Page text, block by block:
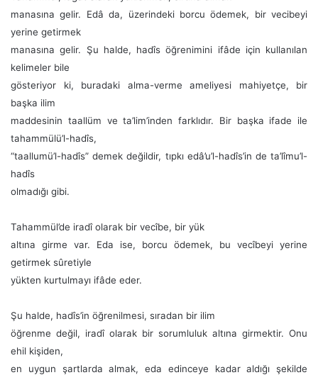
manasına gelir. Edâ da, üzerindeki borcu ödemek, bir vecibeyi
yerine getirmek
manasına gelir. Şu halde, hadîs öğrenimini ifâde için kullanılan
kelimeler bile
gösteriyor ki, buradaki alma-verme ameliyesi mahiyetçe, bir
başka ilim
maddesinin taallüm ve ta’lim’inden farklıdır. Bir başka ifade ile
tahammülü’l-hadîs,
“taallumü’l-hadîs” demek değildir, tıpkı edâ’u’l-hadîs’in de ta’lîmu’l-
hadîs
olmadığı gibi.
Tahammül’de iradî olarak bir vecîbe, bir yük
altına girme var. Eda ise, borcu ödemek, bu vecîbeyi yerine
getirmek sûretiyle
yükten kurtulmayı ifâde eder.
Şu halde, hadîs’in öğrenilmesi, sıradan bir ilim
öğrenme değil, iradî olarak bir sorumluluk altına girmektir. Onu
ehil kişiden,
en uygun şartlarda almak, eda edinceye kadar aldığı şekilde